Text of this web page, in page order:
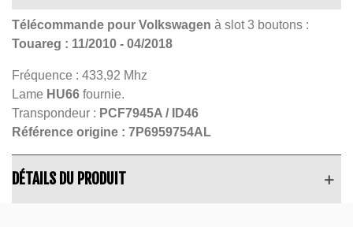
Télécommande pour Volkswagen à slot 3 boutons :
Touareg : 11/2010 - 04/2018
Fréquence : 433,92 Mhz
Lame HU66 fournie.
Transpondeur : PCF7945A / ID46
Référence origine : 7P6959754AL
DÉTAILS DU PRODUIT